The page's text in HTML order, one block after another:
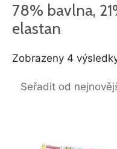
78% bavlna,
elastan
Zobrazeny 4